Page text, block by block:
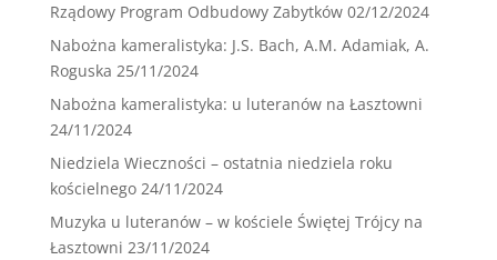
Rządowy Program Odbudowy Zabytków 02/12/2024
Nabożna kameralistyka: J.S. Bach, A.M. Adamiak, A.
Roguska 25/11/2024
Nabożna kameralistyka: u luteranów na Łasztowni
24/11/2024
Niedziela Wieczności – ostatnia niedziela roku
kościelnego 24/11/2024
Muzyka u luteranów – w kościele Świętej Trójcy na
Łasztowni 23/11/2024